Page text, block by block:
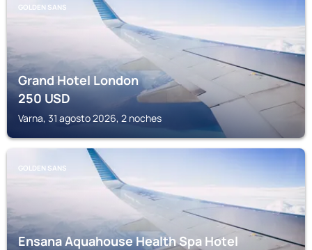
GOLDEN SANS
Grand Hotel London
250USD
Varna, 31 agosto 2026, 2 noches
GOLDEN SANS
Ensana Aquahouse Health Spa Hotel